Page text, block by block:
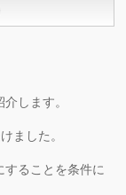
します。
ました。
ることを条件に